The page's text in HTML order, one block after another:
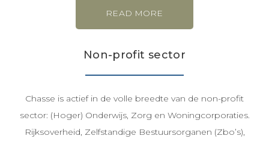
READ MORE
Non-profit sector
Chasse is actief in de volle breedte van de non-profit
sector: (Hoger) Onderwijs, Zorg en Woningcorporaties.
Rijksoverheid, Zelfstandige Bestuursorganen (Zbo’s),